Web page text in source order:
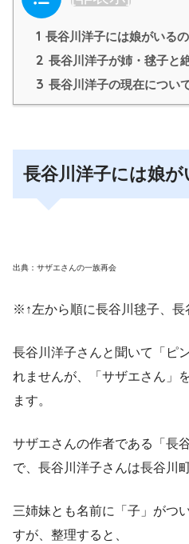
1 長谷川洋子には娘がいるの
2 長谷川洋子が姉・毬子と
3 長谷川洋子の現在につい
長谷川洋子には娘が
出典：サザエさんの一族再会
※↑左から順に長谷川毬子 長
長谷川洋子さんと聞いて「ピ
れませんが、「 サザエさん 」
ます。
サザエさんの作者である「 長
で、 長谷川洋子さんは長谷川
三姉妹とも名前に「子」がつ
すが、整理すると、